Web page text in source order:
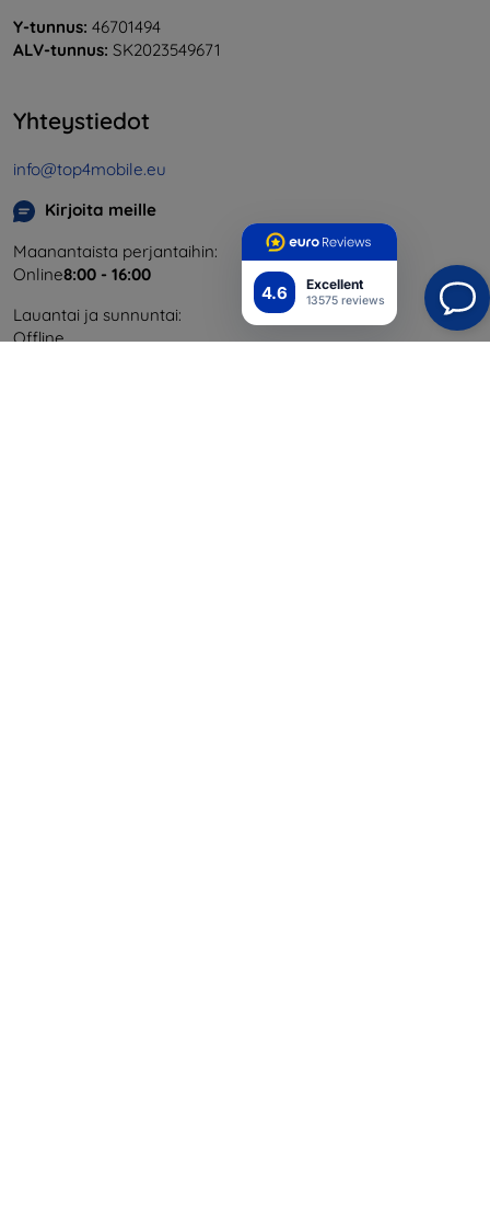
4.6 Excellent
13575 reviews
Y-tunnus: 46701494
ALV-tunnus: SK2023549671
Yhteystiedot
info@top4mobile.eu
Kirjoita meille
Maanantaista perjantaihin:
Online8:00 - 16:00
Lauantai ja sunnuntai:
Offline